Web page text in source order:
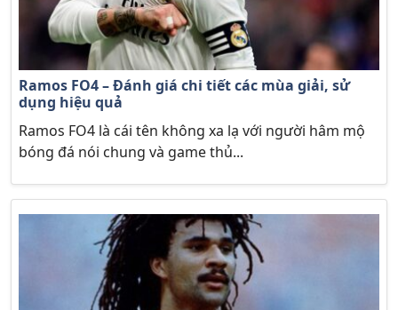
Ramos FO4 – Đánh giá chi tiết các mùa giải, sử
dụng hiệu quả
Ramos FO4 là cái tên không xa lạ với người hâm mộ
bóng đá nói chung và game thủ...